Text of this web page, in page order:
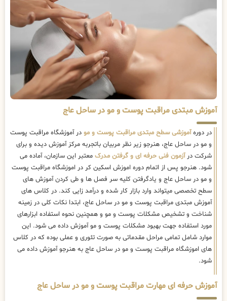
آموزش مبتدی مراقبت پوست و مو در ساحل عاج
در دورهآموزشی سطح مبتدی مراقبت پوست و مو در آموزشگاه مراقبت پوست
و مو در ساحل عاج، هنرجو زیر نظر مربیان باتجربه مرکز آموزش دیده و برای
شرکت درآزمون فنی حرفه ای و گرفتن مدرک معتبر این سازمان، آماده می
شود. هنرجو پس از اتمام دوره اموزش اسکین کر در اموزشگاه مراقبت پوست
و مو در ساحل عاج و یادگرفتن کلیه سر فصل ها و طی کردن آموزش های
سطح تخصصی میتواند وارد بازار کار شده و درآمد زایی کند. در کلاس های
آموزش مبتدی مراقبت پوست و مو در ساحل عاج، ابتدا نکات کلی در زمینه
شناخت و تشخیص مشکلات پوست و مو و همچنین نحوه استفاده ابزارهای
مورد استفاده جهت بهبود مشکلات پوست و مو آموزش داده می شود. این
موارد شامل تمامی مراحل مقدماتی به صورت تئوری و عملی بوده که در کلاس
های اموزشگاه مراقبت پوست و مو در ساحل عاج به هنرجو آموزش داده می
شود.
آموزش حرفه ای مهارت مراقبت پوست و مو در ساحل عاج